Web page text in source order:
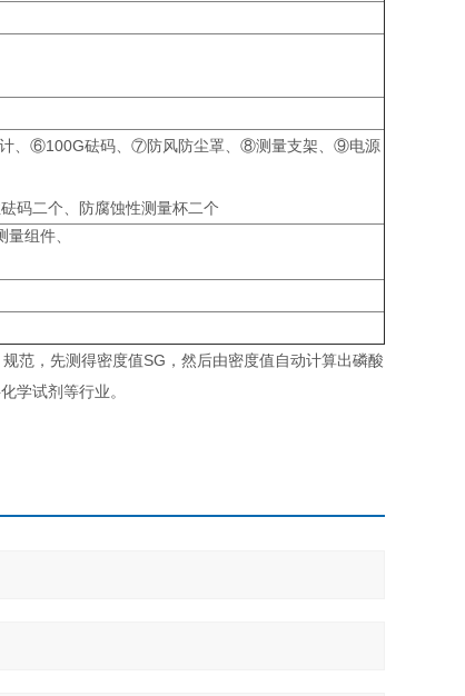
、⑥100G砝码、⑦防风防尘罩、⑧测量支架、⑨电源
码二个、防腐蚀性测量杯二个
组件、
范，先测得密度值SG，然后由密度值自动计算出磷酸
学试剂等行业。